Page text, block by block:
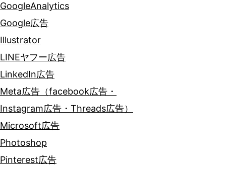
GoogleAnalytics
Google広告
Illustrator
LINEヤフー広告
LinkedIn広告
Meta広告（facebook広告・
Instagram広告・Threads広告）
Microsoft広告
Photoshop
Pinterest広告